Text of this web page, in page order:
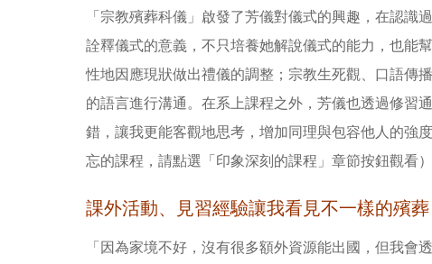
「宗教殯葬科儀」啟發了芳儀對儀式的興趣，在認識
詮釋儀式的意義，不只培養她解說儀式的能力，也能
性地因應現狀做出禮儀的調整；宗教生死觀、口語傳
的語言進行溝通。在系上課程之外，芳儀也透過修習
錯，讓我更能客觀地思考，增加同理與包容他人的強
忘的課程，請點選「印象深刻的課程」章節按鈕觀看）
課外活動、見習經驗讓我看見不一樣的殯葬
「因為家境不好，沒有很多額外資源能出國，但我